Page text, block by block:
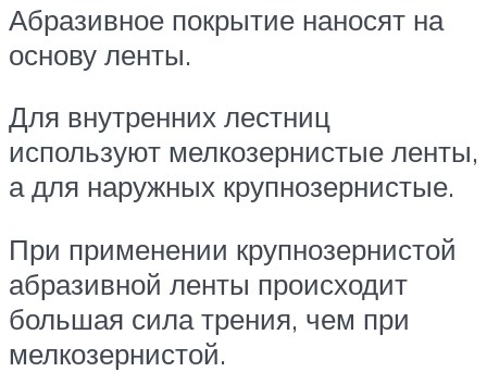
Абразивное покрытие наносят на
основу ленты.
Для внутренних лестниц
используют мелкозернистые ленты,
а для наружных крупнозернистые.
При применении крупнозернистой
абразивной ленты происходит
большая сила трения, чем при
мелкозернистой.